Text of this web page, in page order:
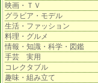
映画・ＴＶ
グラビア・モデル
生活・ファッション
料理・グルメ
情報・知識・科学・図鑑
手芸 実用
コレクタブル
趣味・組み立て